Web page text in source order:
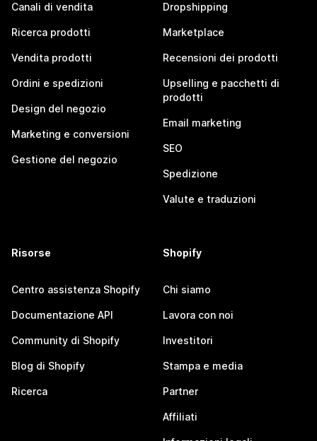
Canali di vendita
Ricerca prodotti
Vendita prodotti
Ordini e spedizioni
Design del negozio
Marketing e conversioni
Gestione del negozio
Dropshipping
Marketplace
Recensioni dei prodotti
Upselling e pacchetti di
prodotti
Email marketing
SEO
Spedizione
Valute e traduzioni
Risorse
Centro assistenza Shopify
Documentazione API
Community di Shopify
Blog di Shopify
Ricerca
Shopify
Chi siamo
Lavora con noi
Investitori
Stampa e media
Partner
Affiliati